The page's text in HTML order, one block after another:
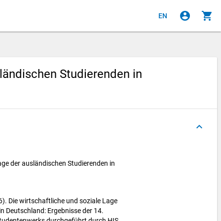
EN account_circle shopping_cart
Studierenden in
keyboard_arrow_up
der ausländischen Studierenden in
Die wirtschaftliche und soziale Lage
Deutschland: Ergebnisse der 14.